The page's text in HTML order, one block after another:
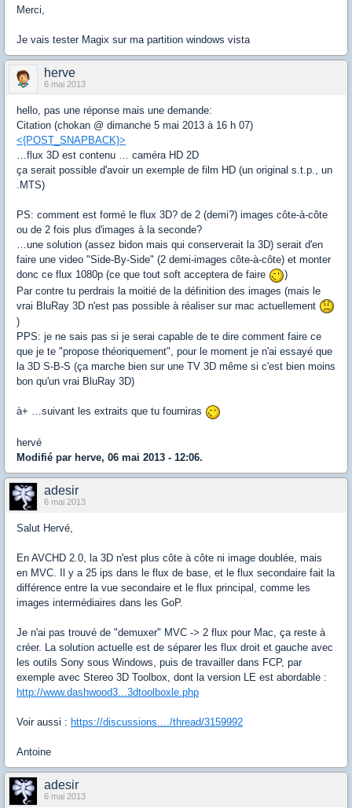
Merci,
Je vais tester Magix sur ma partition windows vista
herve
6 mai 2013
hello, pas une réponse mais une demande:
Citation (chokan @ dimanche 5 mai 2013 à 16 h 07)
<{POST_SNAPBACK}>
…flux 3D est contenu … caméra HD 2D
ça serait possible d'avoir un exemple de film HD (un original s.t.p., un
.MTS)
PS: comment est formé le flux 3D? de 2 (demi?) images côte-à-côte
ou de 2 fois plus d'images à la seconde?
…une solution (assez bidon mais qui conserverait la 3D) serait d'en
faire une video "Side-By-Side" (2 demi-images côte-à-côte) et monter
donc ce flux 1080p (ce que tout soft acceptera de faire
)
Par contre tu perdrais la moitié de la définition des images (mais le
vrai BluRay 3D n'est pas possible à réaliser sur mac actuellement
)
PPS: je ne sais pas si je serai capable de te dire comment faire ce
que je te "propose théoriquement", pour le moment je n'ai essayé que
la 3D S-B-S (ça marche bien sur une TV 3D même si c'est bien moins
bon qu'un vrai BluRay 3D)
à+ …suivant les extraits que tu fourniras
hervé
Modifié par herve, 06 mai 2013 - 12:06.
adesir
6 mai 2013
Salut Hervé,
En AVCHD 2.0, la 3D n'est plus côte à côte ni image doublée, mais
en MVC. Il y a 25 ips dans le flux de base, et le flux secondaire fait la
différence entre la vue secondaire et le flux principal, comme les
images intermédiaires dans les GoP.
Je n'ai pas trouvé de "demuxer" MVC -> 2 flux pour Mac, ça reste à
créer. La solution actuelle est de séparer les flux droit et gauche avec
les outils Sony sous Windows, puis de travailler dans FCP, par
exemple avec Stereo 3D Toolbox, dont la version LE est abordable :
http://www.dashwood3...3dtoolboxle.php
Voir aussi : https://discussions..../thread/3159992
Antoine
adesir
6 mai 2013